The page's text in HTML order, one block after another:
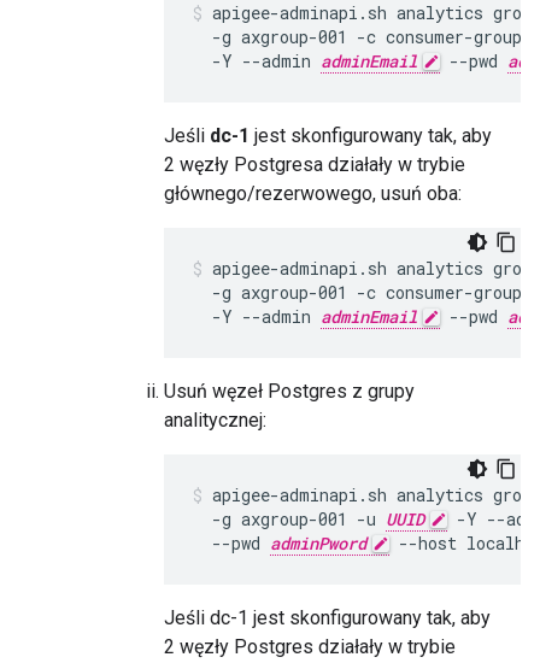
apigee-adminapi.sh analytics
-g axgroup-001 -c consumer-
  -Y --admin
adminEmail --pwd
Jeśli dc-1 jest skonfigurowany tak, aby
2 węzły Postgresa działały w trybie
głównego/rezerwowego, usuń oba:
apigee-adminapi.sh analytics
-g axgroup-001 -c consumer-group-
  -Y --admin
adminEmail --pwd
Usuń węzeł Postgres z grupy
analitycznej:
apigee-adminapi.sh analytics
  -g axgroup-001 -u
UUID
-Y --
  --pwd
adminPword --host
Jeśli dc-1 jest skonfigurowany tak, aby
2 węzły Postgres działały w trybie